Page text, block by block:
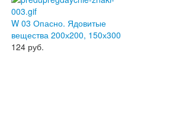
W 03 Опасно. Ядовитые
вещества 200х200, 150х300
124 руб.